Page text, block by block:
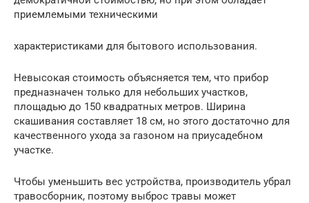
приемлемыми техническими
характеристиками для бытового использования.
Невысокая стоимость объясняется тем, что прибор
предназначен только для небольших участков,
площадью до 150 квадратных метров. Ширина
скашивания составляет 18 см, но этого достаточно для
качественного ухода за газоном на приусадебном
участке.
Чтобы уменьшить вес устройства, производитель убрал
травосборник, поэтому выброс травы может